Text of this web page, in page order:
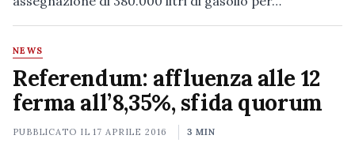
NEWS
Referendum: affluenza alle 12
ferma all’8,35%, sfida quorum
PUBBLICATO IL17 APRILE 2016 3 MIN